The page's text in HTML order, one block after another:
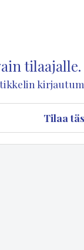
tilaajalle.
Tilaa